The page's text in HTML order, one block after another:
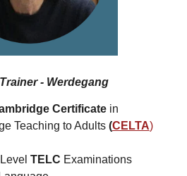
- Werdegang
Certificatein
Teaching to Adults (CELTA)
TELC Examinations